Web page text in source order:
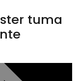
tuma